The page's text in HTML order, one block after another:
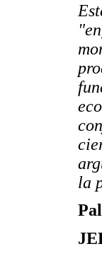
la